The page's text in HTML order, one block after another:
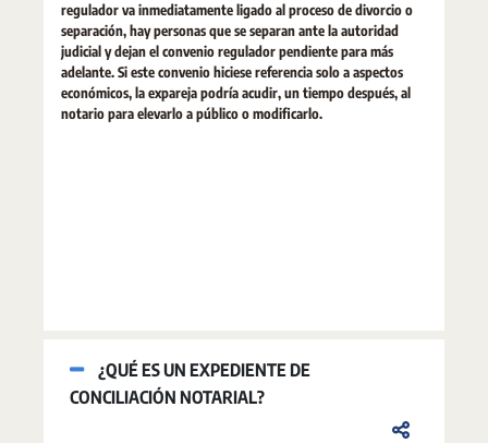
regulador va inmediatamente ligado al proceso de divorcio o
separación, hay personas que se separan ante la autoridad
judicial y dejan el convenio regulador pendiente para más
adelante. Si este convenio hiciese referencia solo a aspectos
económicos, la expareja podría acudir, un tiempo después, al
notario para elevarlo a público o modificarlo.
¿QUÉ ES UN EXPEDIENTE DE
CONCILIACIÓN NOTARIAL?